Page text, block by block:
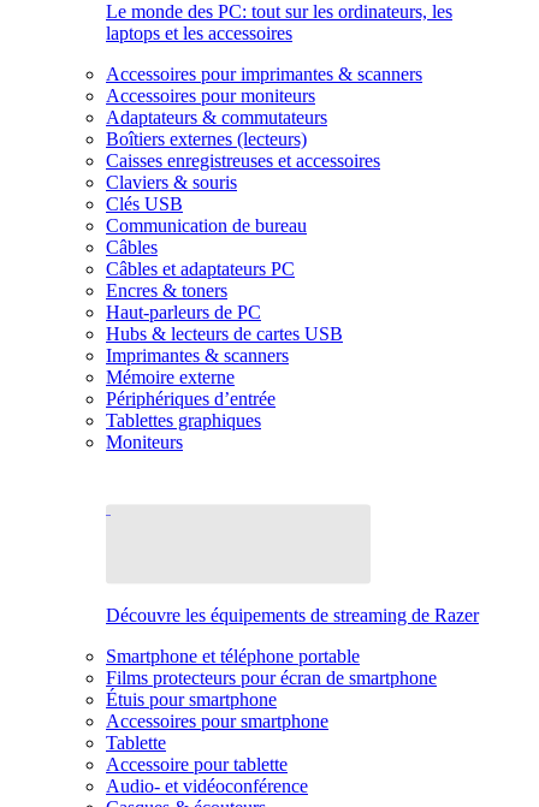
Le monde des PC: tout sur les ordinateurs, les
laptops et les accessoires
Accessoires pour imprimantes & scanners
Accessoires pour moniteurs
Adaptateurs & commutateurs
Boîtiers externes (lecteurs)
Caisses enregistreuses et accessoires
Claviers & souris
Clés USB
Communication de bureau
Câbles
Câbles et adaptateurs PC
Encres & toners
Haut-parleurs de PC
Hubs & lecteurs de cartes USB
Imprimantes & scanners
Mémoire externe
Périphériques d’entrée
Tablettes graphiques
Moniteurs
Découvre les équipements de streaming de Razer
Smartphone et téléphone portable
Films protecteurs pour écran de smartphone
Étuis pour smartphone
Accessoires pour smartphone
Tablette
Accessoire pour tablette
Audio- et vidéoconférence